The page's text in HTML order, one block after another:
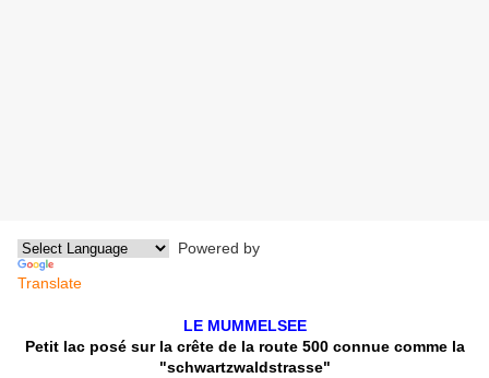
Powered by
Translate
LE MUMMELSEE
Petit lac posé sur la crête de la route 500 connue comme la
"schwartzwaldstrasse"